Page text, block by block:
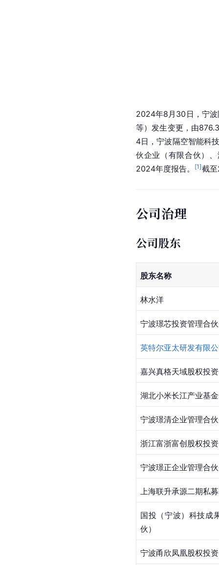
2024年8月30日，宁波
等）发生变更，由
4日，宁波隔空智能科
伙企业（有限合伙）
2024年度报告。
[1]截
公司治理
公司股东
股东名称
林水洋
宁波璟芯投资管理合
英特尔亚太研发有限
嘉兴真格天域股权投
湖北小米长江产业基
宁波璟清企业管理合
浙江富浙富创股权投
宁波璟正企业管理合
上海联升承源二期私
国投（宁波）科技成
伙）
宁波甬欣凤凰股权投